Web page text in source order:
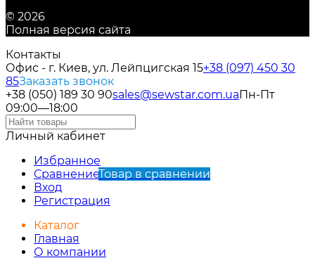
© 2026
Полная версия сайта
Контакты
Офис - г. Киев, ул. Лейпцигская 15+38 (097) 450 30
85Заказать звонок
+38 (050) 189 30 90sales@sewstar.com.ua Пн-Пт
09:00—18:00
Личный кабинет
Избранное
СравнениеТовар в сравнении
Вход
Регистрация
Каталог
Главная
О компании